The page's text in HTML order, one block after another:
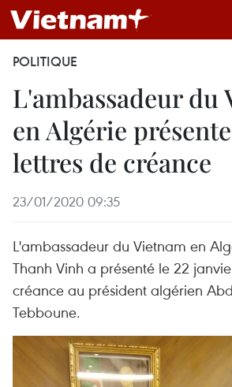
POLITIQUE
L'ambassadeur du
en Algérie
lettres de créance
23/01/2020 09:35
L'ambassadeur du Vietnam en
Thanh Vinh a présenté le 22
créance au président algérien
Tebboune.